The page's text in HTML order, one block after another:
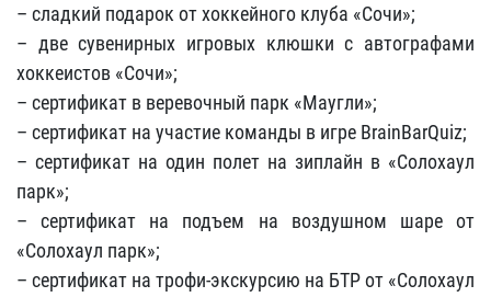
– сладкий подарок от хоккейного клуба «Сочи»;
– две сувенирных игровых клюшки с автографами
хоккеистов «Сочи»;
– сертификат в веревочный парк «Маугли»;
– сертификат на участие команды в игре BrainBarQuiz;
– сертификат на один полет на зиплайн в «Солохаул
парк»;
– сертификат на подъем на воздушном шаре от
«Солохаул парк»;
– сертификат на трофи-экскурсию на БТР от «Солохаул